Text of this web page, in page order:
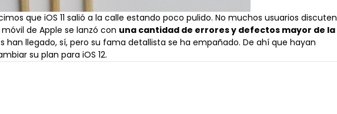
que iOS 11 salió a la calle estando poco pulido. No muchos usuarios discuten
de Apple se lanzó con una cantidad de errores y defectos mayor de la
han llegado, sí, pero su fama detallista se ha empañado. De ahí que hayan
su plan para iOS 12.